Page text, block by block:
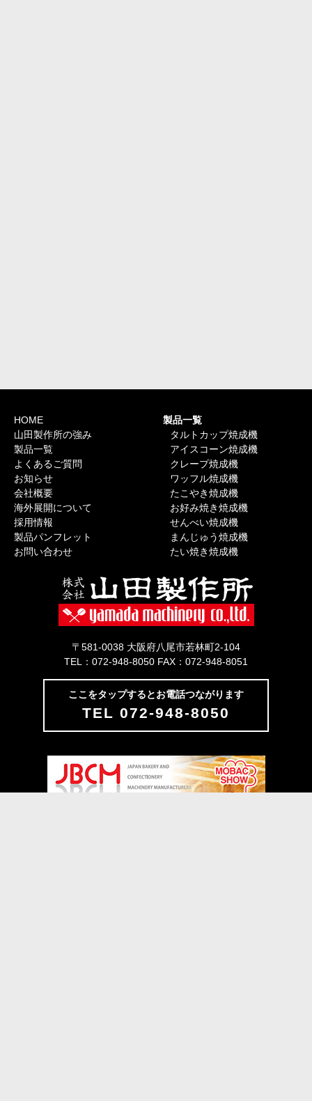
HOME
山田製作所の強み
製品一覧
よくあるご質問
お知らせ
会社概要
海外展開について
採用情報
製品パンフレット
お問い合わせ
製品一覧
タルトカップ焼成機
アイスコーン焼成機
クレープ焼成機
ワッフル焼成機
たこやき焼成機
お好み焼き焼成機
せんべい焼成機
まんじゅう焼成機
たい焼き焼成機
〒581-0038 大阪府八尾市若林町2-104
TEL：072-948-8050 FAX：072-948-8051
ここをタップするとお電話つながります
TEL 072-948-8050